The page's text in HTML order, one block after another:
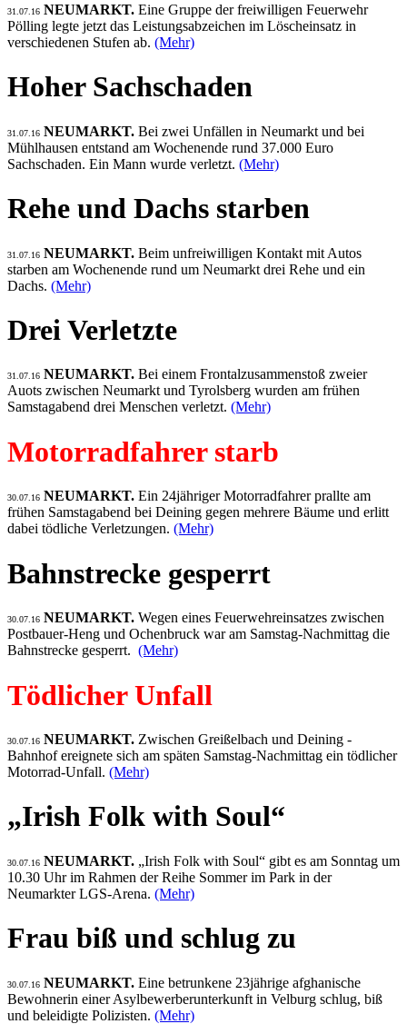
31.07.16 NEUMARKT. Eine Gruppe der freiwilligen Feuerwehr
Pölling legte jetzt das Leistungsabzeichen im Löscheinsatz in
verschiedenen Stufen ab. (Mehr)
Hoher Sachschaden
31.07.16 NEUMARKT. Bei zwei Unfällen in Neumarkt und bei
Mühlhausen entstand am Wochenende rund 37.000 Euro
Sachschaden. Ein Mann wurde verletzt. (Mehr)
Rehe und Dachs starben
31.07.16 NEUMARKT. Beim unfreiwilligen Kontakt mit Autos
starben am Wochenende rund um Neumarkt drei Rehe und ein
Dachs. (Mehr)
Drei Verletzte
31.07.16 NEUMARKT. Bei einem Frontalzusammenstoß zweier
Auots zwischen Neumarkt und Tyrolsberg wurden am frühen
Samstagabend drei Menschen verletzt. (Mehr)
Motorradfahrer starb
30.07.16 NEUMARKT. Ein 24jähriger Motorradfahrer prallte am
frühen Samstagabend bei Deining gegen mehrere Bäume und erlitt
dabei tödliche Verletzungen. (Mehr)
Bahnstrecke gesperrt
30.07.16 NEUMARKT. Wegen eines Feuerwehreinsatzes zwischen
Postbauer-Heng und Ochenbruck war am Samstag-Nachmittag die
Bahnstrecke gesperrt. (Mehr)
Tödlicher Unfall
30.07.16 NEUMARKT. Zwischen Greißelbach und Deining -
Bahnhof ereignete sich am späten Samstag-Nachmittag ein tödlicher
Motorrad-Unfall. (Mehr)
„Irish Folk with Soul“
30.07.16 NEUMARKT. „Irish Folk with Soul“ gibt es am Sonntag um
10.30 Uhr im Rahmen der Reihe Sommer im Park in der
Neumarkter LGS-Arena. (Mehr)
Frau biß und schlug zu
30.07.16 NEUMARKT. Eine betrunkene 23jährige afghanische
Bewohnerin einer Asylbewerberunterkunft in Velburg schlug, biß
und beleidigte Polizisten. (Mehr)